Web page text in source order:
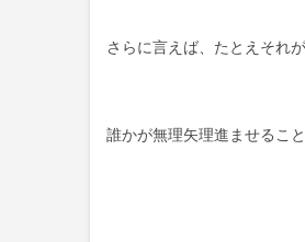
さらに言えば、たとえそれ
誰かが無理矢理進ませるこ